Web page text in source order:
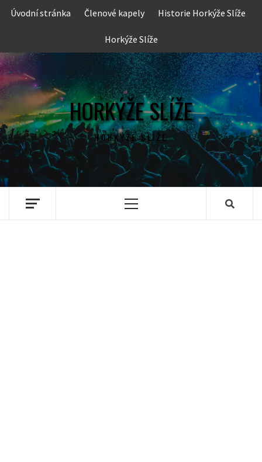
Skip
Úvodní stránka Členové kapely Historie Horkýže Slíže
Horkýže Slíže
HORKÝŽE SLÍŽE
HORKÝŽE SLÍŽE
Primary